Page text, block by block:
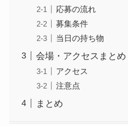
応募の流れ
募集条件
当日の持ち物
会場・アクセスまとめ
アクセス
注意点
まとめ